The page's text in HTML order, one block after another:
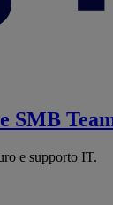
SMB
e supporto IT.